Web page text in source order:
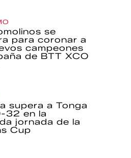
se
para coronar a
campeones
de BTT XCO
supera a Tonga
32 en la
jornada de la
Cup